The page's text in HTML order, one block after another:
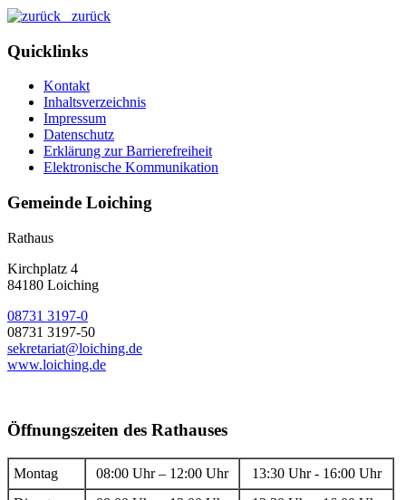
zurück
Quicklinks
Kontakt
Inhaltsverzeichnis
Impressum
Datenschutz
Erklärung zur Barrierefreiheit
Elektronische Kommunikation
Gemeinde Loiching
Rathaus
Kirchplatz 4
84180 Loiching
08731 3197-0
08731 3197-50
sekretariat@loiching.de
www.loiching.de
Öffnungszeiten des Rathauses
Montag 08:00 Uhr – 12:00 Uhr
13:30 Uhr - 16:00 Uhr